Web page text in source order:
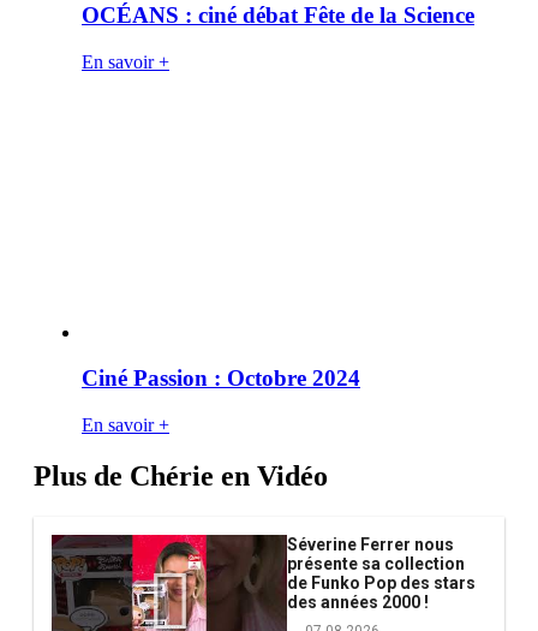
OCÉANS : ciné débat Fête de la Science
En savoir +
Ciné Passion : Octobre 2024
En savoir +
Plus de Chérie en Vidéo
Séverine Ferrer nous
présente sa collection
de Funko Pop des stars
des années 2000 !